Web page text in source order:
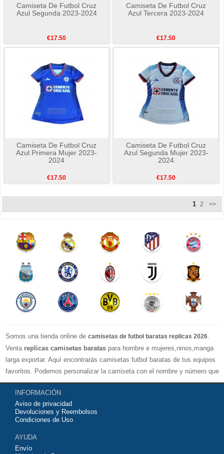
Camiseta De Futbol Cruz
Azul Segunda 2023-2024
€17.50
Camiseta De Futbol Cruz
Azul Tercera 2023-2024
€17.50
Camiseta De Futbol Cruz
Azul Primera Mujer 2023-
2024
€17.50
Camiseta De Futbol Cruz
Azul Segunda Mujer 2023-
2024
€17.50
1 2 >>
Somos una tienda online de camisetas de futbol baratas replicas 2026.
Venta replicas camisetas baratas para hombre e mujeres,ninos,manga
larga exportar. Aquí encontrarás camisetas futbol baratas de tus equipos
favoritos. Podemos personalizar la camiseta con el nombre y número que
quieras. Nuestrascamisetas de futbol replicasson de máxima calidad
tailandesa por lo que estamos convencidos que quedarás muy satisfecho
con ella. Estas camisetas tienen un tejido transpirable por lo que te
servirán para jugar al fútbol o simplemente para animar a tu equipo
contáctanos y haremos lo posible para conseguirtela lo más barata
posible.
INFORMACIÓN
Aviso de privacidad
Devoluciones y Reembolsos
Condiciones de Uso
AYUDA
Envío